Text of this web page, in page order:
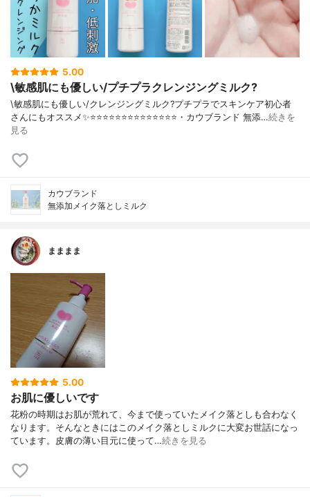
5.00
\敏感肌にも優しい/プチプラクレンジングミルク?
\敏感肌にも優しい/クレンジングミルク?プチプラでスキンケア初心者
さんにもオススメ✨⭐️⭐️⭐️⭐️⭐️⭐️⭐️⭐️⭐️⭐️⭐️⭐️⭐️⭐️・カウブランド 無添…続きを
見る
カウブランド
無添加メイク落としミルク
まままま
5.00
お肌に優しいです
花粉の時期はお肌が荒れて、今まで使っていたメイク落としも合わなく
なります。そんなときにはこのメイク落としミルクに大変お世話になっ
ています。皮膚の薄い目元に使って…続きを見る